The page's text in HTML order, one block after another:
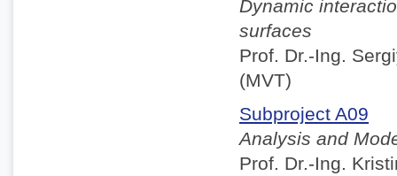
Dynamic
surfaces
Prof. Dr.-Ing.
(MVT)
Subproject A09
Analysis and
Prof. Dr.-Ing.